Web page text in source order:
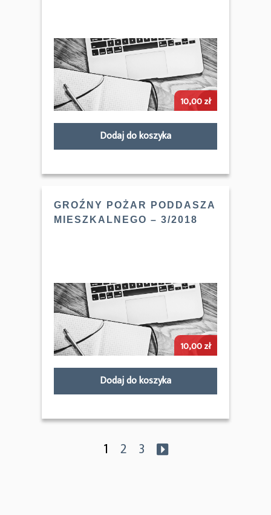
10,00zł
Dodaj do koszyka
GROŹNY POŻAR PODDASZA
MIESZKALNEGO – 3/2018
10,00zł
Dodaj do koszyka
1 2 3